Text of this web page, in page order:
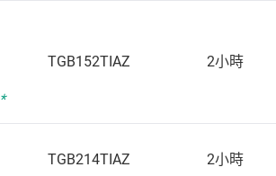
*
TGB152TIAZ 2小時
TGB214TIAZ 2小時